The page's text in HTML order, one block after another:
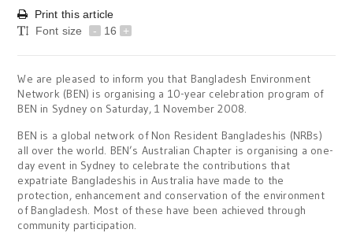
Print this article
Font size
- 16 +
We are pleased to inform you that Bangladesh Environment
Network (BEN) is organising a 10-year celebration program of
BEN in Sydney on Saturday, 1 November 2008.
BEN is a global network of Non Resident Bangladeshis (NRBs)
all over the world. BEN’s Australian Chapter is organising a one-
day event in Sydney to celebrate the contributions that
expatriate Bangladeshis in Australia have made to the
protection, enhancement and conservation of the environment
of Bangladesh. Most of these have been achieved through
community participation.